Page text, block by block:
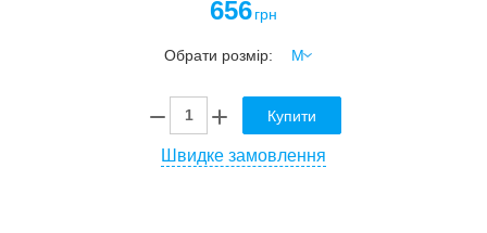
656 грн
Обрати розмір:
Купити
Швидке замовлення